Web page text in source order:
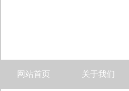
网站首页 关于我们